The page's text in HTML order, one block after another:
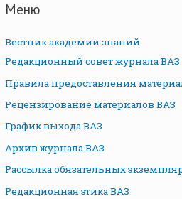
Меню
Вестник академии знаний
Редакционный совет журнала ВАЗ
Правила предоставления
Рецензирование материалов ВАЗ
График выхода ВАЗ
Архив журнала ВАЗ
Рассылка обязательных
Редакционная этика ВАЗ